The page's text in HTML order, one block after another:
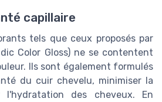
capillaire
tels que ceux proposés par
Color Gloss) ne se contentent
Ils sont également formulés
du cuir chevelu, minimiser la
l'hydratation des cheveux. En